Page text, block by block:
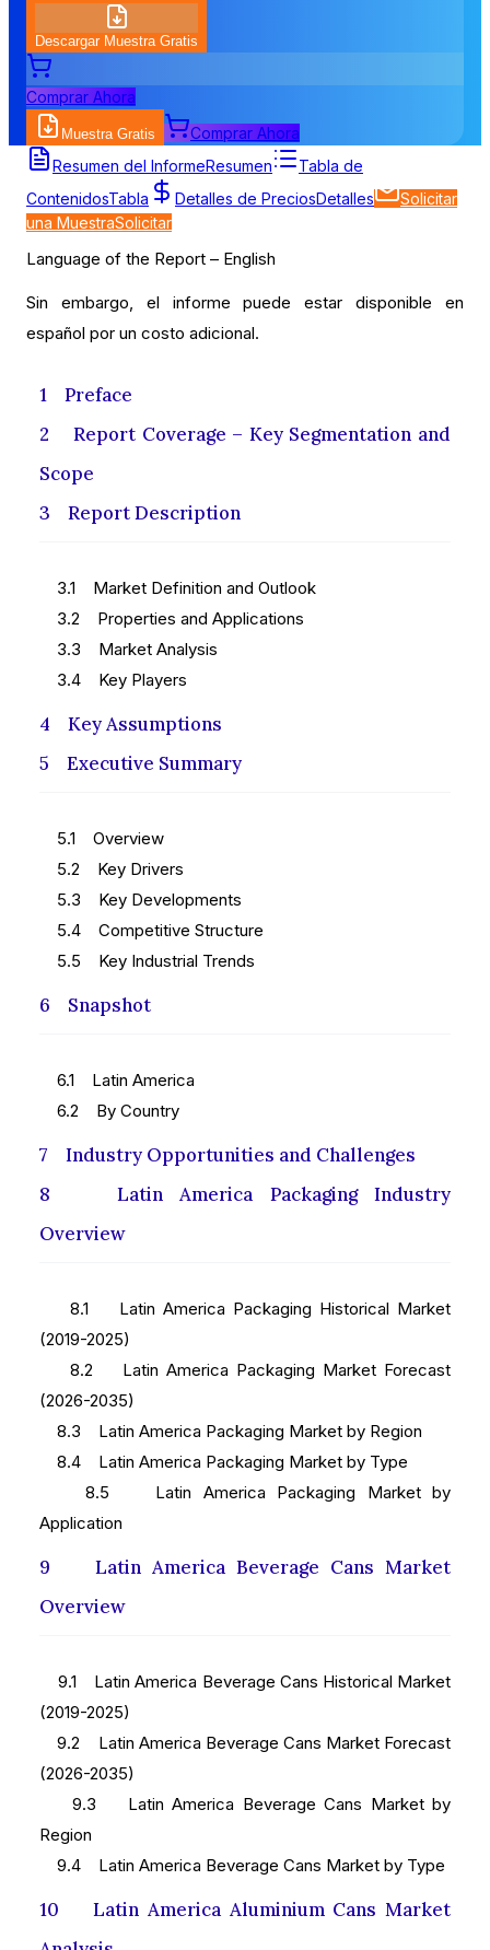
Descargar Muestra Gratis
Comprar Ahora
Muestra Gratis Comprar Ahora
Tabla de Contenidos
Resumen del InformeResumen
Tabla de
ContenidosTabla Detalles de PreciosDetalles
Solicitar
una MuestraSolicitar
Language of the Report – English
Sin embargo, el informe puede estar disponible en
español por un costo adicional.
1 Preface
2 Report Coverage – Key Segmentation and
Scope
3 Report Description
3.1 Market Definition and Outlook
3.2 Properties and Applications
3.3 Market Analysis
3.4 Key Players
4 Key Assumptions
5 Executive Summary
5.1 Overview
5.2 Key Drivers
5.3 Key Developments
5.4 Competitive Structure
5.5 Key Industrial Trends
6 Snapshot
6.1 Latin America
6.2 By Country
7 Industry Opportunities and Challenges
8 Latin America Packaging Industry
Overview
8.1 Latin America Packaging Historical Market
(2019-2025)
8.2 Latin America Packaging Market Forecast
(2026-2035)
8.3 Latin America Packaging Market by Region
8.4 Latin America Packaging Market by Type
8.5 Latin America Packaging Market by
Application
9 Latin America Beverage Cans Market
Overview
9.1 Latin America Beverage Cans Historical Market
(2019-2025)
9.2 Latin America Beverage Cans Market Forecast
(2026-2035)
9.3 Latin America Beverage Cans Market by
Region
9.4 Latin America Beverage Cans Market by Type
10 Latin America Aluminium Cans Market